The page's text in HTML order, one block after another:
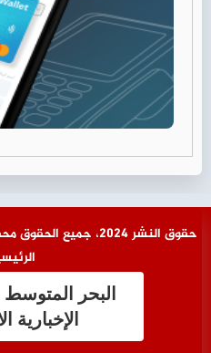
© حقوق النشر 2024، جميع الحقوق محفوظة | أخبار الأردن
البحر المتوسط
الإخبارية